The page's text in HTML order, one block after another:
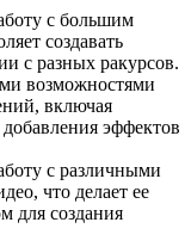
с большим
создавать
с разных ракурсов.
возможностями
включая
эффектов
с различными
что делает ее
для создания